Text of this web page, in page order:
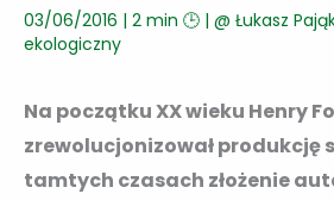
03/06/2016 | 2 min 🕒 | @ Łukasz
ekologiczny
Na początku XX wieku Henry
zrewolucjonizował produkcję
tamtych czasach złożenie